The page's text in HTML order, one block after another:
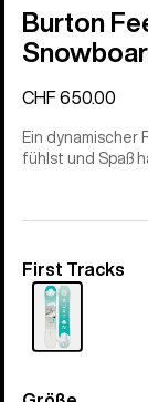
Burton
CHF 650.00
Ein dynamischer
fühlst und Spaß
Farbe
First Tracks